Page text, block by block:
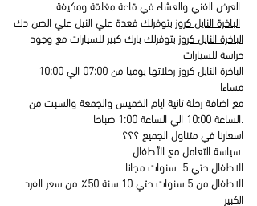
الباخرة النايل كروز
الباخرة النايل كروز بتوفرلك بارك كبير للسيارات مع وجود
حراسة للسيارات
الباخرة النايل كروز
رحلاتها يوميا من 07:00 الي 10:00
مساءا
مع اضافة رحلة تانية ايام الخميس والجمعة والسبت من
الساعة 10:00 الي الساعة 1:00 صباحا.
اسعارنا في متناول الجميع ؟؟؟
الاطفال حتي 5 سنوات مجانا
الكبير